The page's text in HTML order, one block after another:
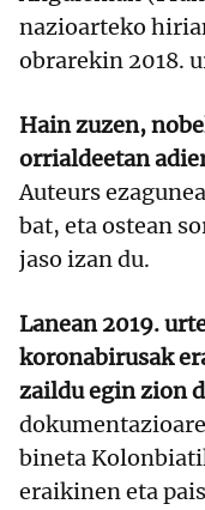
nazioarteko
obrarekin 2018.
Hain zuzen,
orrialdeetan
Auteurs
bat, eta ostean
jaso izan du.
Lanean 2019.
koronabirusak
zaildu egin zion
bineta
eraikinen eta